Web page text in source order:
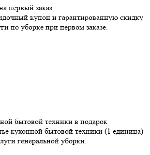
первый заказ
купон и гарантированную скидку
по уборке при первом заказе.
бытовой техники в подарок
кухонной бытовой техники (1 единица)
генеральной уборки.